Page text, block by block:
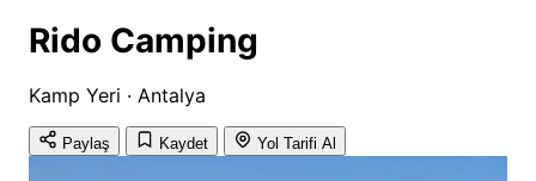
Rido Camping
Kamp Yeri · Antalya
Paylaş Kaydet Yol Tarifi Al